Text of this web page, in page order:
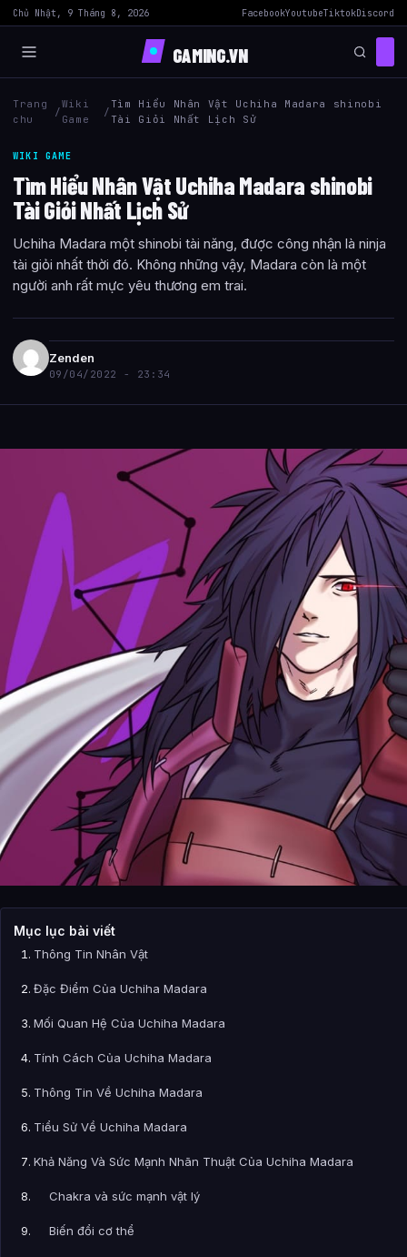
Chủ Nhật, 9 Tháng 8, 2026 FacebookYoutubeTiktokDiscord
GAMING.VN
Trang
chu
/
Wiki
Game
/
Tìm Hiểu Nhân Vật Uchiha Madara shinobi
Tài Giỏi Nhất Lịch Sử
WIKI GAME
Tìm Hiểu Nhân Vật Uchiha Madara shinobi
Tài Giỏi Nhất Lịch Sử
Uchiha Madara một shinobi tài năng, được công nhận là ninja
tài giỏi nhất thời đó. Không những vậy, Madara còn là một
người anh rất mực yêu thương em trai.
Zenden
09/04/2022 - 23:34
Mục lục bài viết
Thông Tin Nhân Vật
Đặc Điểm Của Uchiha Madara
Mối Quan Hệ Của Uchiha Madara
Tính Cách Của Uchiha Madara
Thông Tin Về Uchiha Madara
Tiểu Sử Về Uchiha Madara
Khả Năng Và Sức Mạnh Nhãn Thuật Của Uchiha Madara
Chakra và sức mạnh vật lý
Biến đổi cơ thể